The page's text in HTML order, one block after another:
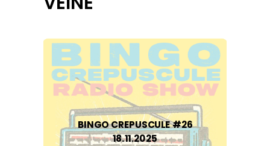
BINGO CREPUSCULE #26
18.11.2025